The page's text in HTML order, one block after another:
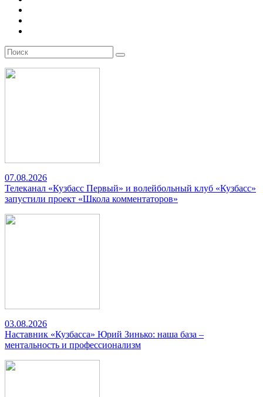
07.08.2026
Телеканал «Кузбасс Первый» и волейбольный клуб «Кузбасс»
запустили проект «Школа комментаторов»
03.08.2026
Наставник «Кузбасса» Юрий Зинько: наша база –
ментальность и профессионализм